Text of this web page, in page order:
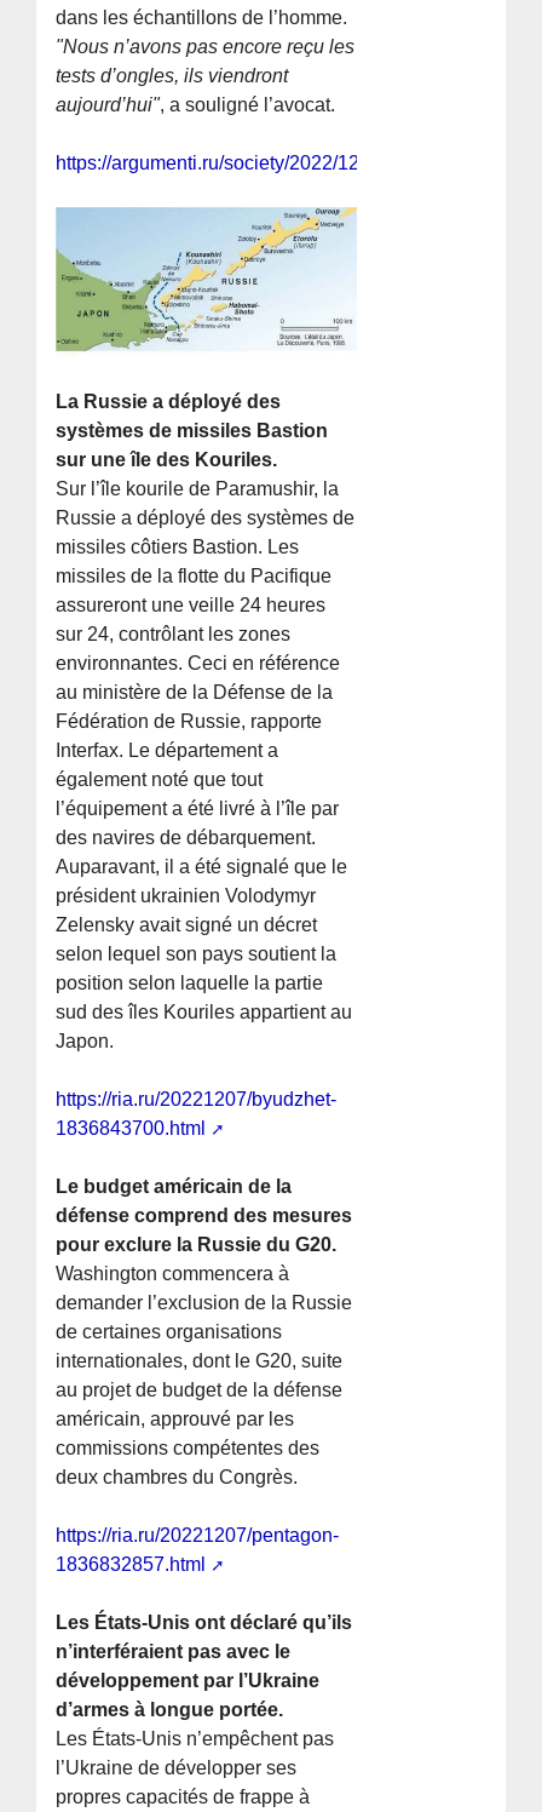
dans les échantillons de l’homme.
"Nous n’avons pas encore reçu les
tests d’ongles, ils viendront
aujourd’hui", a souligné l’avocat.
https://argumenti.ru/society/2022/12/802318
La Russie a déployé des
systèmes de missiles Bastion
sur une île des Kouriles.
Sur l’île kourile de Paramushir, la
Russie a déployé des systèmes de
missiles côtiers Bastion. Les
missiles de la flotte du Pacifique
assureront une veille 24 heures
sur 24, contrôlant les zones
environnantes. Ceci en référence
au ministère de la Défense de la
Fédération de Russie, rapporte
Interfax. Le département a
également noté que tout
l’équipement a été livré à l’île par
des navires de débarquement.
Auparavant, il a été signalé que le
président ukrainien Volodymyr
Zelensky avait signé un décret
selon lequel son pays soutient la
position selon laquelle la partie
sud des îles Kouriles appartient au
Japon.
https://ria.ru/20221207/byudzhet-
1836843700.html
Le budget américain de la
défense comprend des mesures
pour exclure la Russie du G20.
Washington commencera à
demander l’exclusion de la Russie
de certaines organisations
internationales, dont le G20, suite
au projet de budget de la défense
américain, approuvé par les
commissions compétentes des
deux chambres du Congrès.
https://ria.ru/20221207/pentagon-
1836832857.html
Les États-Unis ont déclaré qu’ils
n’interféraient pas avec le
développement par l’Ukraine
d’armes à longue portée.
Les États-Unis n’empêchent pas
l’Ukraine de développer ses
propres capacités de frappe à